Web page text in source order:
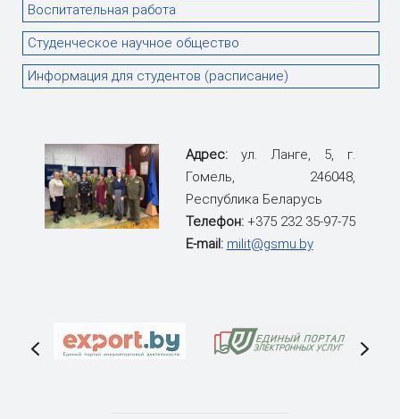
Воспитательная работа
Студенческое научное общество
Информация для студентов (расписание)
Адрес: ул. Ланге, 5, г.
Гомель, 246048,
Республика Беларусь
Телефон:+375 232 35-97-75
E-mail: milit@gsmu.by